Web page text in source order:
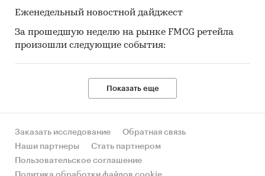
Еженедельный новостной дайджест
За прошедшую неделю на рынке FMCG ретейла
произошли следующие события:​​​
Показать еще
Заказать исследование
Обратная связь
Наши партнеры
Стать партнером
Пользовательское соглашение